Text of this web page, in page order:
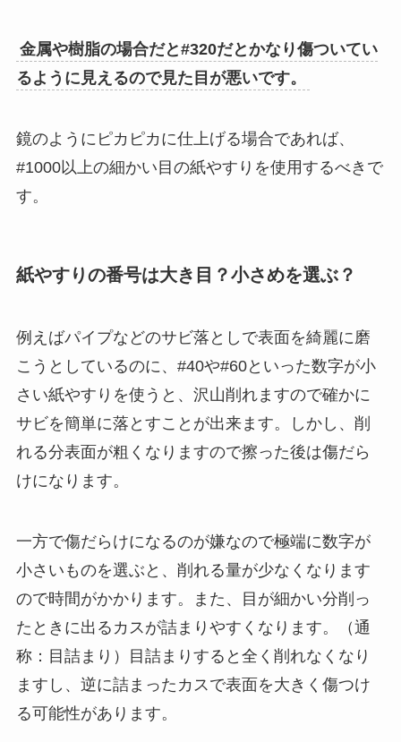
金属や樹脂の場合だと#320だとかなり傷ついてい
るように見えるので見た目が悪いです。
鏡のようにピカピカに仕上げる場合であれば、
#1000以上の細かい目の紙やすりを使用するべきで
す。
紙やすりの番号は大き目？小さめを選ぶ？
例えばパイプなどのサビ落としで表面を綺麗に磨
こうとしているのに、#40や#60といった数字が小
さい紙やすりを使うと、沢山削れますので確かに
サビを簡単に落とすことが出来ます。しかし、削
れる分表面が粗くなりますので擦った後は傷だら
けになります。
一方で傷だらけになるのが嫌なので極端に数字が
小さいものを選ぶと、削れる量が少なくなります
ので時間がかかります。また、目が細かい分削っ
たときに出るカスが詰まりやすくなります。（通
称：目詰まり）目詰まりすると全く削れなくなり
ますし、逆に詰まったカスで表面を大きく傷つけ
る可能性があります。